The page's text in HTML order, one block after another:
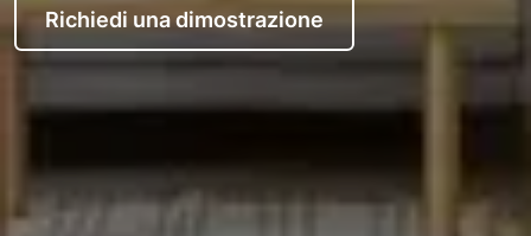
Richiedi una dimostrazione